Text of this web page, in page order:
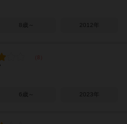
8歳～ 2012年
6歳～ 2023年